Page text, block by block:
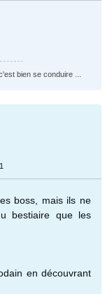
bien se conduire ...
boss, mais ils ne
bestiaire que les
en découvrant